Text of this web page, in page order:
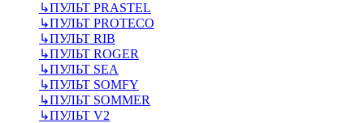
↳ПУЛЬТ PRASTEL
↳ПУЛЬТ PROTECO
↳ПУЛЬТ RIB
↳ПУЛЬТ ROGER
↳ПУЛЬТ SEA
↳ПУЛЬТ SOMFY
↳ПУЛЬТ SOMMER
↳ПУЛЬТ V2